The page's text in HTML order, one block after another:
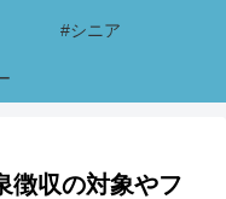
#シニア
徴収の対象やフ